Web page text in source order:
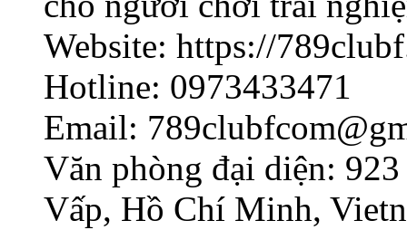
Website: https://
Hotline: 0973433471
Email:
Văn phòng đại diện:
Vấp, Hồ Chí Minh,